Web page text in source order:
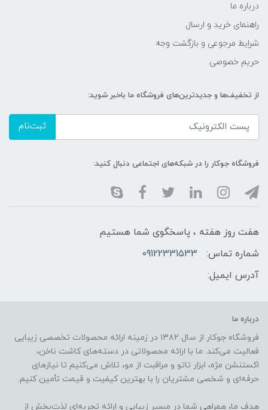
درباره ما
راهنمای خرید و ارسال
شرایط مرجوعی و بازگشت وجه
حریم خصوصی
از تخفیف‌ها و جدیدترین‌های فروشگاه ما باخبر شوید:
ثبت‌نام
فروشگاه جوکار را در شبکه‌های اجتماعی دنبال کنید:
هفت روز هفته ، پاسخگوی شما هستیم
شماره تماس:
09122331533
آدرس ایمیل:
درباره ما
فروشگاه جوکار از سال ۱۳۸۲ در زمینه ارائه محصولات تخصصی زیبایی
فعالیت می‌کند. ما با ارائه محصولاتی در دسته‌های کاشت ناخن،
اکستنشن مژه، ابزار تاتو و مراقبت از مو، تلاش می‌کنیم تا نیازهای
حرفه‌ای و شخصی مشتریان را با بهترین کیفیت و قیمت تأمین کنیم.
هدف ما، همراهی شما در مسیر زیبایی و ارائه تجربه‌ای لذت‌بخش از